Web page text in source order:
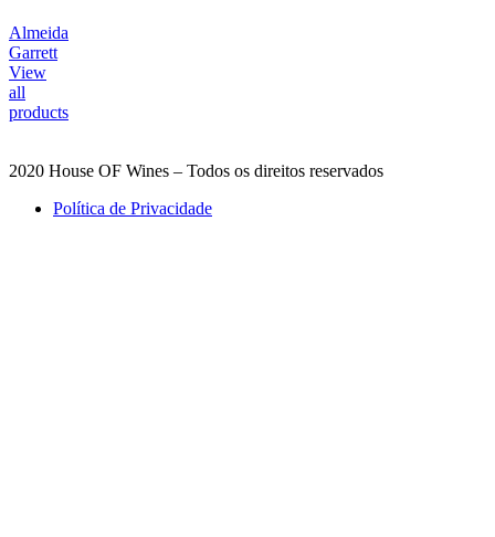
Almeida
Garrett
View
all
products
2020 House OF Wines – Todos os direitos reservados
Política de Privacidade